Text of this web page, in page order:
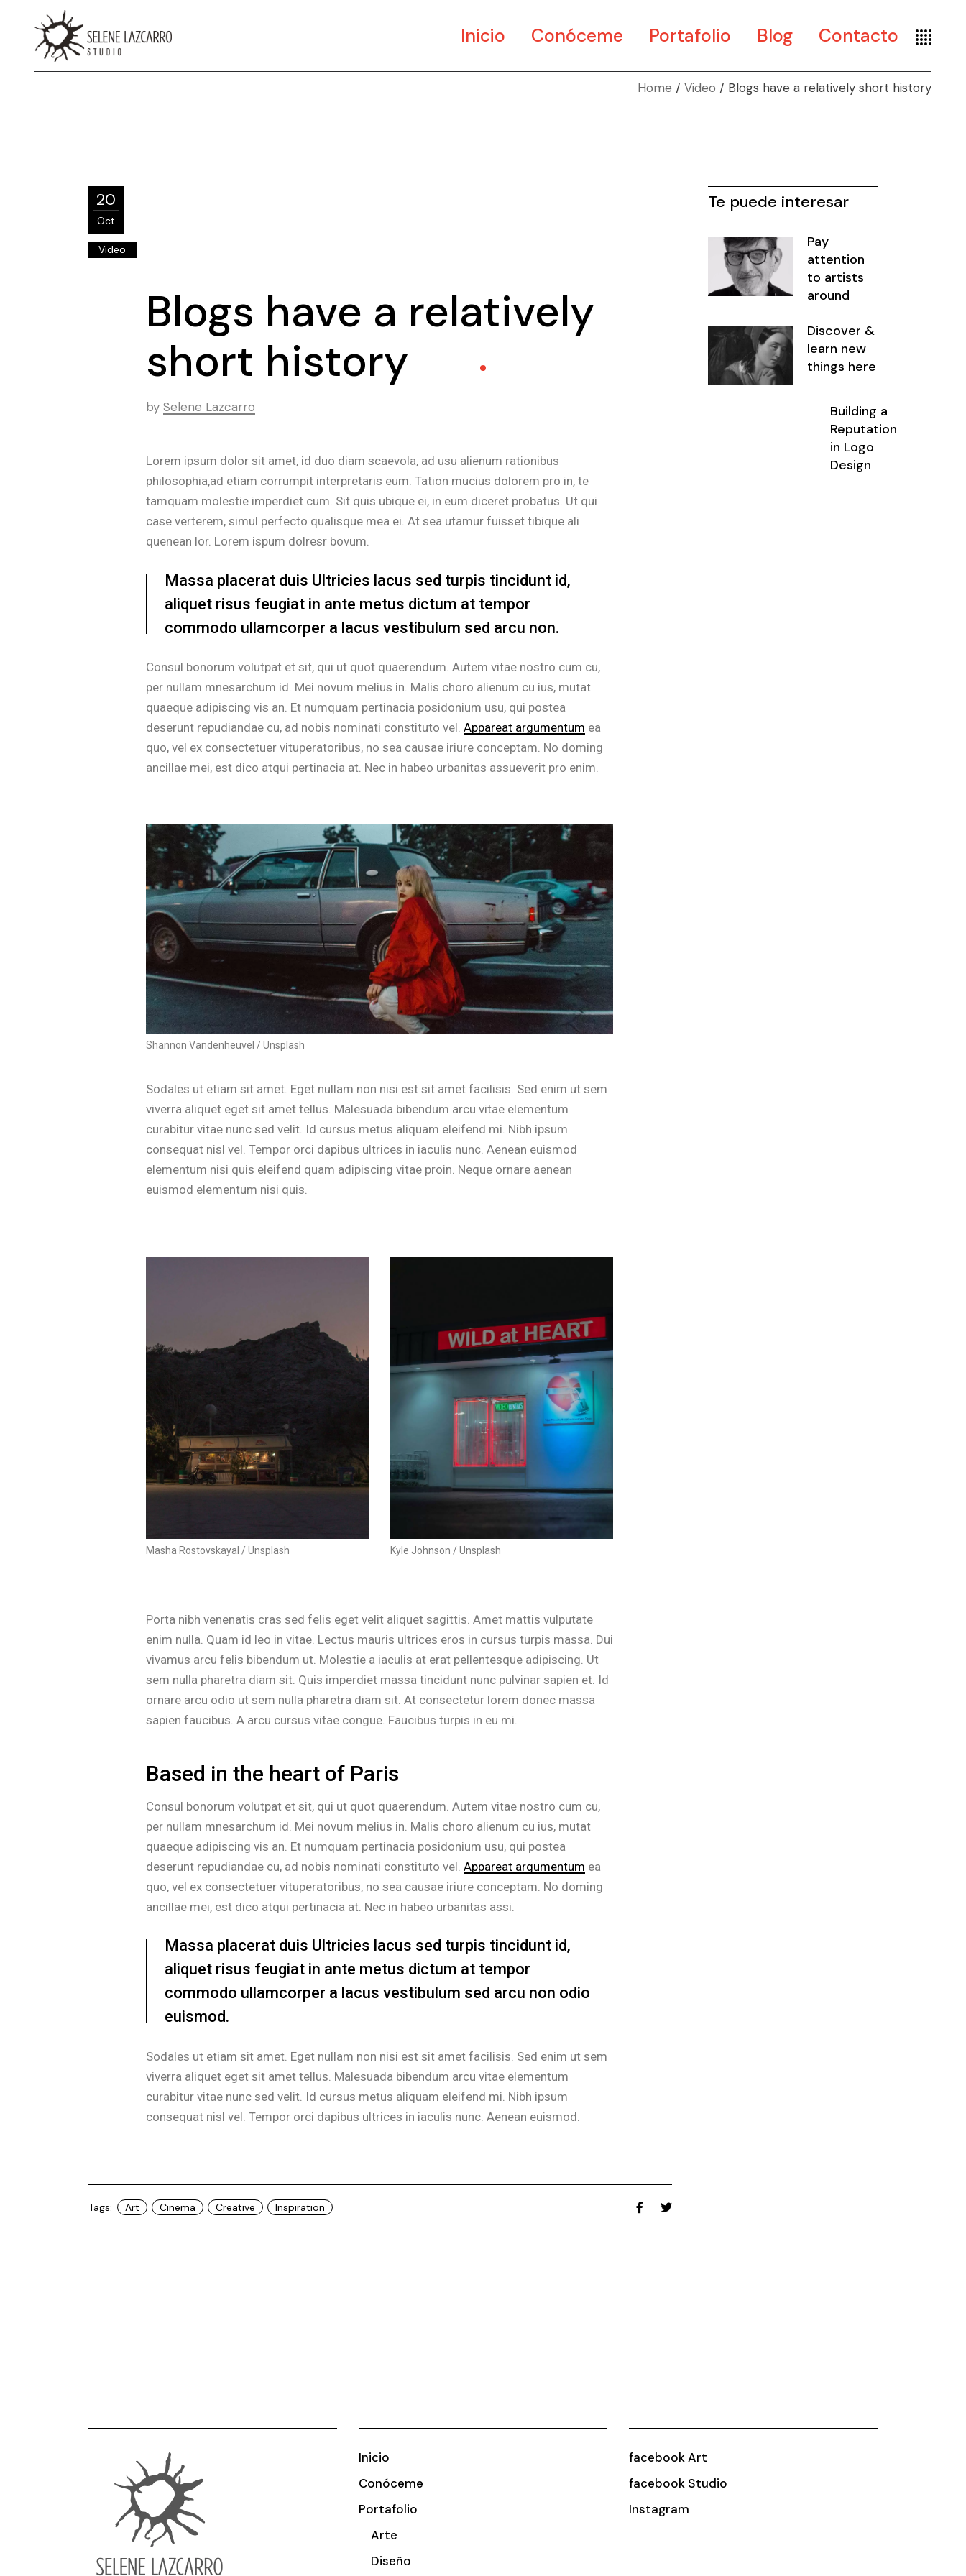
Inicio Conóceme Portafolio Blog Contacto
Home Video Blogs have a relatively short history
20
Oct
Video
Blogs have a relatively
short history
by Selene Lazcarro
Lorem ipsum dolor sit amet, id duo diam scaevola, ad usu alienum rationibus
philosophia,ad etiam corrumpit interpretaris eum. Tation mucius dolorem pro in, te
tamquam molestie imperdiet cum. Sit quis ubique ei, in eum diceret probatus. Ut qui
case verterem, simul perfecto qualisque mea ei. At sea utamur fuisset tibique ali
quenean lor. Lorem ispum dolresr bovum.
Massa placerat duis Ultricies lacus sed turpis tincidunt id,
aliquet risus feugiat in ante metus dictum at tempor
commodo ullamcorper a lacus vestibulum sed arcu non.
Consul bonorum volutpat et sit, qui ut quot quaerendum. Autem vitae nostro cum cu,
per nullam mnesarchum id. Mei novum melius in. Malis choro alienum cu ius, mutat
quaeque adipiscing vis an. Et numquam pertinacia posidonium usu, qui postea
deserunt repudiandae cu, ad nobis nominati constituto vel.Appareat argumentum ea
quo, vel ex consectetuer vituperatoribus, no sea causae iriure conceptam. No doming
ancillae mei, est dico atqui pertinacia at. Nec in habeo urbanitas assueverit pro enim.
Shannon Vandenheuvel / Unsplash
Sodales ut etiam sit amet. Eget nullam non nisi est sit amet facilisis. Sed enim ut sem
viverra aliquet eget sit amet tellus. Malesuada bibendum arcu vitae elementum
curabitur vitae nunc sed velit. Id cursus metus aliquam eleifend mi. Nibh ipsum
consequat nisl vel. Tempor orci dapibus ultrices in iaculis nunc. Aenean euismod
elementum nisi quis eleifend quam adipiscing vitae proin. Neque ornare aenean
euismod elementum nisi quis.
Masha Rostovskayal / Unsplash Kyle Johnson / Unsplash
Porta nibh venenatis cras sed felis eget velit aliquet sagittis. Amet mattis vulputate
enim nulla. Quam id leo in vitae. Lectus mauris ultrices eros in cursus turpis massa. Dui
vivamus arcu felis bibendum ut. Molestie a iaculis at erat pellentesque adipiscing. Ut
sem nulla pharetra diam sit. Quis imperdiet massa tincidunt nunc pulvinar sapien et. Id
ornare arcu odio ut sem nulla pharetra diam sit. At consectetur lorem donec massa
sapien faucibus. A arcu cursus vitae congue. Faucibus turpis in eu mi.
Based in the heart of Paris
Consul bonorum volutpat et sit, qui ut quot quaerendum. Autem vitae nostro cum cu,
per nullam mnesarchum id. Mei novum melius in. Malis choro alienum cu ius, mutat
quaeque adipiscing vis an. Et numquam pertinacia posidonium usu, qui postea
deserunt repudiandae cu, ad nobis nominati constituto vel.Appareat argumentum ea
quo, vel ex consectetuer vituperatoribus, no sea causae iriure conceptam. No doming
ancillae mei, est dico atqui pertinacia at. Nec in habeo urbanitas assi.
Massa placerat duis Ultricies lacus sed turpis tincidunt id,
aliquet risus feugiat in ante metus dictum at tempor
commodo ullamcorper a lacus vestibulum sed arcu non odio
euismod.
Sodales ut etiam sit amet. Eget nullam non nisi est sit amet facilisis. Sed enim ut sem
viverra aliquet eget sit amet tellus. Malesuada bibendum arcu vitae elementum
curabitur vitae nunc sed velit. Id cursus metus aliquam eleifend mi. Nibh ipsum
consequat nisl vel. Tempor orci dapibus ultrices in iaculis nunc. Aenean euismod.
Tags: Art Cinema Creative Inspiration
Te puede interesar
Pay
attention
to artists
around
Discover &
learn new
things here
Building a
Reputation
in Logo
Design
Inicio
Conóceme
Portafolio
Arte
Diseño
facebook Art
facebook Studio
Instagram